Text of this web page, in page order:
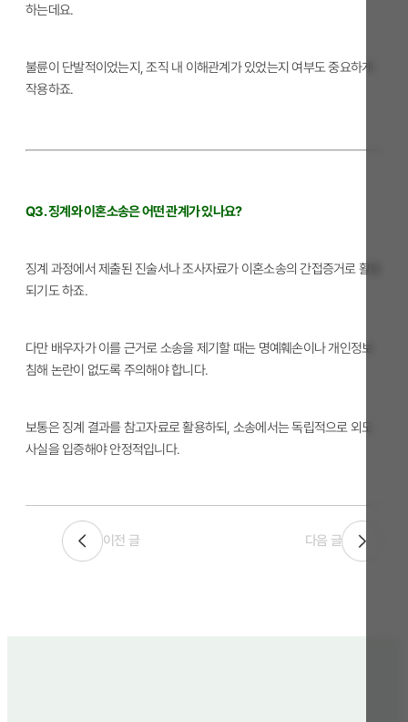
하는데요.
불륜이 단발적이었는지, 조직 내 이해관계가 있었는지 여부도 중요하게
작용하죠.
Q3. 징계와 이혼소송은 어떤 관계가 있나요?
징계 과정에서 제출된 진술서나 조사자료가 이혼소송의 간접증거로 활용
되기도 하죠.
다만 배우자가 이를 근거로 소송을 제기할 때는 명예훼손이나 개인정보
침해 논란이 없도록 주의해야 합니다.
보통은 징계 결과를 참고자료로 활용하되, 소송에서는 독립적으로 외도
사실을 입증해야 안정적입니다.
이전 글 다음 글